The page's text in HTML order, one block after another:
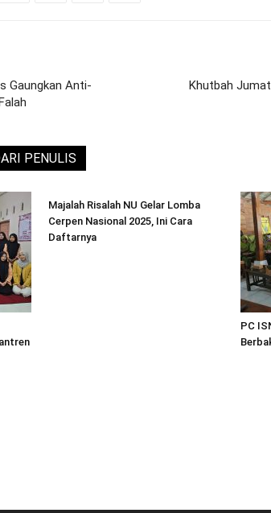
Gaungkan Anti-
Khutbah
PENULIS
Majalah Risalah NU Gelar Lomba
Cerpen Nasional 2025, Ini Cara
Daftarnya
PC